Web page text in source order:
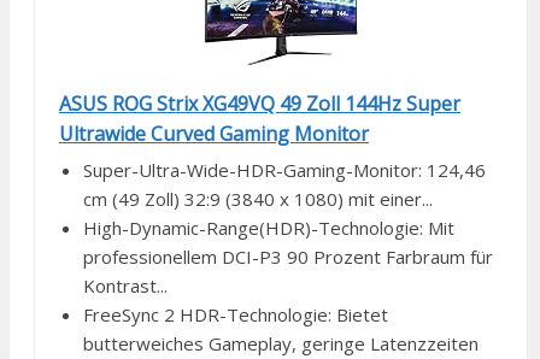
ASUS ROG Strix XG49VQ 49 Zoll 144Hz Super
Ultrawide Curved Gaming Monitor
Super-Ultra-Wide-HDR-Gaming-Monitor: 124,46
cm (49 Zoll) 32:9 (3840 x 1080) mit einer...
High-Dynamic-Range(HDR)-Technologie: Mit
professionellem DCI-P3 90 Prozent Farbraum für
Kontrast...
FreeSync 2 HDR-Technologie: Bietet
butterweiches Gameplay, geringe Latenzzeiten